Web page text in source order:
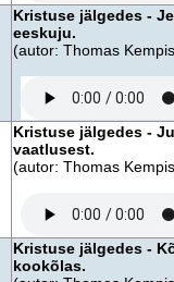
Kristuse jälgedes -
eeskuju.
(autor: Thomas
Kristuse jälgedes -
vaatlusest.
(autor: Thomas
Kristuse jälgedes -
kookõlas.